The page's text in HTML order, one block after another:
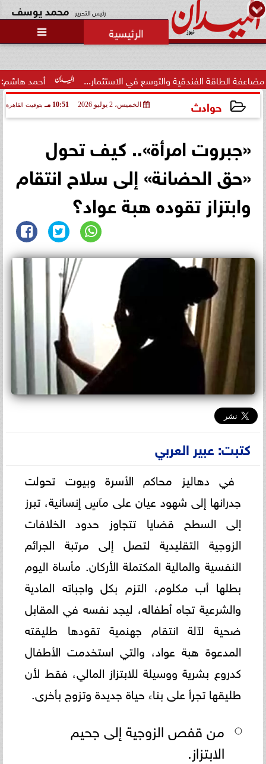
رئيس التحرير محمد يوسف

أحمد هاشم: الإعلام والتوسع في الاستثمار...
حوادث الخميس، 2 يوليو 2026 10:51 مـ بتوقيت القاهرة
«جبروت امرأة».. كيف تحول
«حق الحضانة» إلى سلاح انتقام
وابتزاز تقوده هبة عواد؟
كتبت: عبير العربي
في دهاليز محاكم الأسرة وبيوت تحولت
جدرانها إلى شهود عيان على مآسٍ إنسانية، تبرز
إلى السطح قضايا تتجاوز حدود الخلافات
الزوجية التقليدية لتصل إلى مرتبة الجرائم
النفسية والمالية المكتملة الأركان. مأساة اليوم
بطلها أب مكلوم، التزم بكل واجباته المادية
والشرعية تجاه أطفاله، ليجد نفسه في المقابل
ضحية لآلة انتقام جهنمية تقودها طليقته
المدعوة هبة عواد، والتي استخدمت الأطفال
كدروع بشرية ووسيلة للابتزاز المالي، فقط لأن
طليقها تجرأ على بناء حياة جديدة وتزوج بأخرى.
من قفص الزوجية إلى جحيم
الابتزاز.